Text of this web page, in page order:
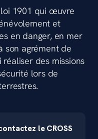
loi 1901 qui œuvre
et
en danger, en mer
son agrément de
des missions
lors de
le CROSS